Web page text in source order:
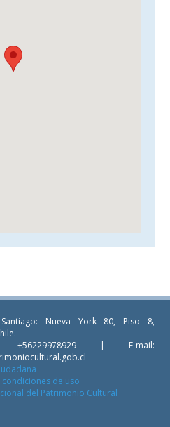
Nueva York 80, Piso 8,
+56229978929 | E-mail:
de uso
del Patrimonio Cultural